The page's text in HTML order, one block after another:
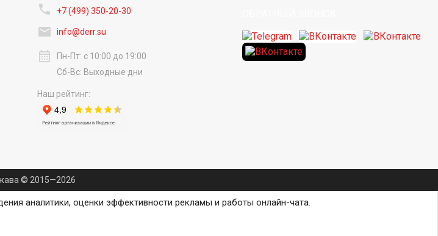
 +7 (499) 350-20-30
 info@derr.su
calendar_month
Пн-Пт: с 10:00 до 19:00
Сб-Вс: Выходные дни
Наш рейтинг:
© 2015—2026
аналитики, оценки эффективности рекламы и работы онлайн-чата.